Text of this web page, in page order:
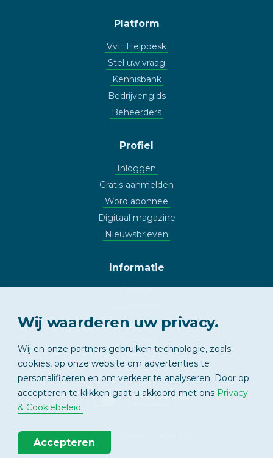
Platform
VvE Helpdesk
Stel uw vraag
Kennisbank
Bedrijvengids
Beheerders
Profiel
Inloggen
Gratis aanmelden
Word abonnee
Digitaal magazine
Nieuwsbrieven
Informatie
Contact
Copyright
APPARTEMENT
Wij waarderen uw privacy.
Wij en onze partners gebruiken technologie, zoals
cookies, op onze website om advertenties te
personalificeren en om verkeer te analyseren. Door op
accepteren te klikken gaat u akkoord met ons Privacy
& Cookiebeleid.
Accepteren